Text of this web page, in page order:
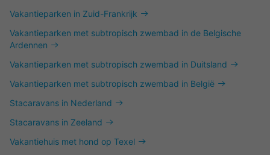
Vakantieparken in Zuid-Frankrijk
Vakantieparken met subtropisch zwembad in de Belgische
Ardennen
Vakantieparken met subtropisch zwembad in Duitsland
Vakantieparken met subtropisch zwembad in België
Stacaravans in Nederland
Stacaravans in Zeeland
Vakantiehuis met hond op Texel